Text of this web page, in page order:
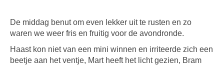
De middag benut om even lekker uit te rusten en zo
waren we weer fris en fruitig voor de avondronde.
Haast kon niet van een mini winnen en irriteerde zich een
beetje aan het ventje, Mart heeft het licht gezien, Bram